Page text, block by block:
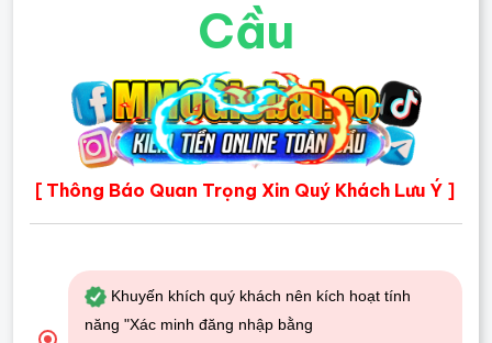
Cầu
[ Thông Báo Quan Trọng Xin Quý Khách Lưu Ý ]
Khuyến khích quý khách nên kích hoạt tính
năng "Xác minh đăng nhập bằng